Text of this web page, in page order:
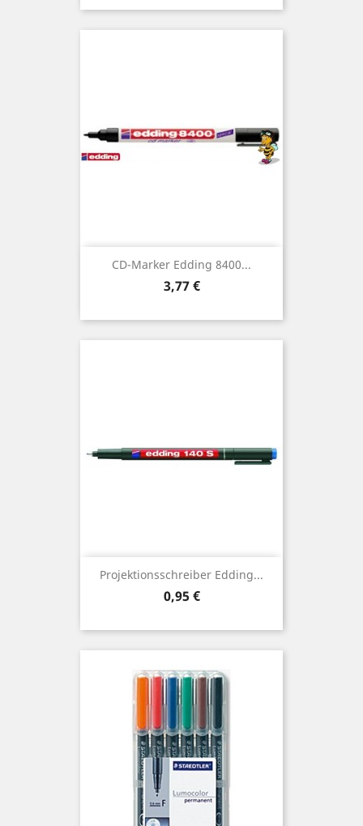
CD-Marker Edding 8400...
Preis
3,77 €
Projektionsschreiber Edding...
Preis
0,95 €